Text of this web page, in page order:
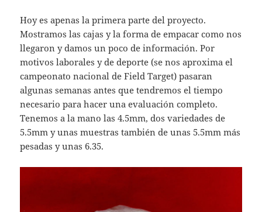
Hoy es apenas la primera parte del proyecto.
Mostramos las cajas y la forma de empacar como nos
llegaron y damos un poco de información. Por
motivos laborales y de deporte (se nos aproxima el
campeonato nacional de Field Target) pasaran
algunas semanas antes que tendremos el tiempo
necesario para hacer una evaluación completo.
Tenemos a la mano las 4.5mm, dos variedades de
5.5mm y unas muestras también de unas 5.5mm más
pesadas y unas 6.35.